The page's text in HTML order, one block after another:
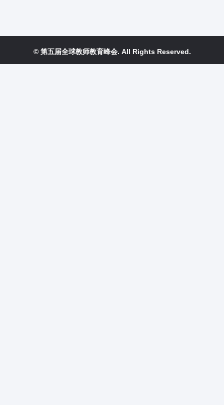
© 第五届全球教师教育峰会. All Rights Reserved.